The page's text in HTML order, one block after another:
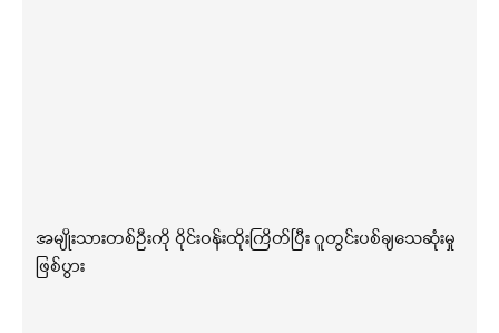
အမျိုးသားတစ်ဦးကို ဝိုင်းဝန်းထိုးကြိတ်ပြီး ဂူတွင်းပစ်ချသေဆုံးမှု
ဖြစ်ပွား